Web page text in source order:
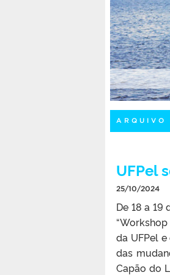
ARQUIVO
UFPel
25/10/2024
De 18 a 19
da UFPel
das
Capão do